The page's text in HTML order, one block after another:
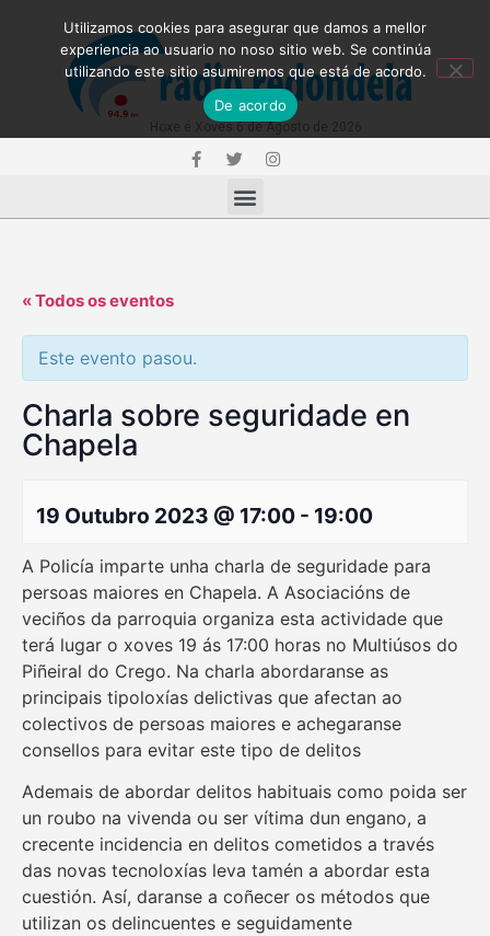
« Todos os eventos
Este evento pasou.
Charla sobre seguridade en
Chapela
19 Outubro 2023 @ 17:00 - 19:00
A Policía imparte unha charla de seguridade para
persoas maiores en Chapela. A Asociacións de
veciños da parroquia organiza esta actividade que
terá lugar o xoves 19 ás 17:00 horas no Multiúsos do
Piñeiral do Crego. Na charla abordaranse as
principais tipoloxías delictivas que afectan ao
colectivos de persoas maiores e achegaranse
consellos para evitar este tipo de delitos
Ademais de abordar delitos habituais como poida ser
un roubo na vivenda ou ser vítima dun engano, a
crecente incidencia en delitos cometidos a través
das novas tecnoloxías leva tamén a abordar esta
cuestión. Así, daranse a coñecer os métodos que
utilizan os delincuentes e seguidamente
Utilizamos cookies para asegurar que damos a mellor
experiencia ao usuario no noso sitio web. Se continúa
utilizando este sitio asumiremos que está de acordo.
De acordo